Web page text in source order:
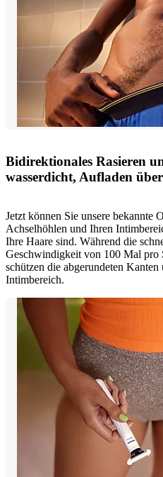
Bidirektionales Rasieren
wasserdicht, Aufladen
Jetzt können Sie unsere bekannte
Achselhöhlen und Ihren
Ihre Haare sind. Während die
Geschwindigkeit von 100 Mal pro
schützen die abgerundeten
Intimbereich.